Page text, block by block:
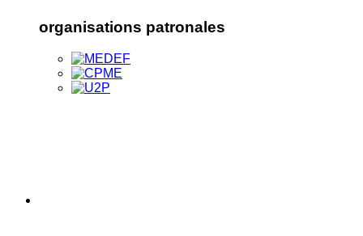
organisations patronales